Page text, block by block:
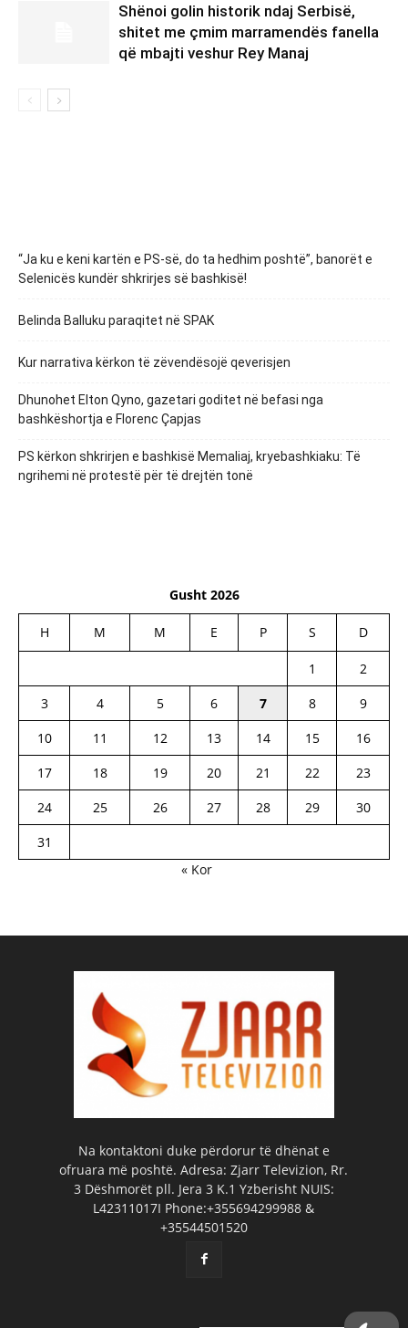
Shënoi golin historik ndaj Serbisë,
shitet me çmim marramendës fanella
që mbajti veshur Rey Manaj
“Ja ku e keni kartën e PS-së, do ta hedhim poshtë”, banorët e
Selenicës kundër shkrirjes së bashkisë!
Belinda Balluku paraqitet në SPAK
Kur narrativa kërkon të zëvendësojë qeverisjen
Dhunohet Elton Qyno, gazetari goditet në befasi nga
bashkëshortja e Florenc Çapjas
PS kërkon shkrirjen e bashkisë Memaliaj, kryebashkiaku: Të
ngrihemi në protestë për të drejtën tonë
Gusht 2026
H M M E P S D
1
2
3
4 5 6 7 8
9
10
11 12 13 14 15
16
17
18 19 20 21 22
23
24
25 26 27 28 29
30
31
« Kor
Na kontaktoni duke përdorur të dhënat e
ofruara më poshtë. Adresa: Zjarr Televizion, Rr.
3 Dëshmorët pll. Jera 3 K.1 Yzberisht NUIS:
L42311017I Phone:+355694299988 &
+35544501520